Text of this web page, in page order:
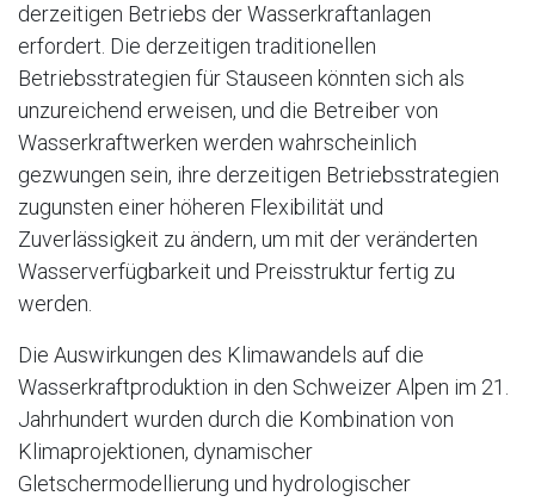
derzeitigen Betriebs der Wasserkraftanlagen
erfordert. Die derzeitigen traditionellen
Betriebsstrategien für Stauseen könnten sich als
unzureichend erweisen, und die Betreiber von
Wasserkraftwerken werden wahrscheinlich
gezwungen sein, ihre derzeitigen Betriebsstrategien
zugunsten einer höheren Flexibilität und
Zuverlässigkeit zu ändern, um mit der veränderten
Wasserverfügbarkeit und Preisstruktur fertig zu
werden.
Die Auswirkungen des Klimawandels auf die
Wasserkraftproduktion in den Schweizer Alpen im 21.
Jahrhundert wurden durch die Kombination von
Klimaprojektionen, dynamischer
Gletschermodellierung und hydrologischer